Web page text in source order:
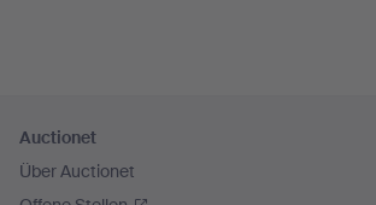
Auctionet
Über Auctionet